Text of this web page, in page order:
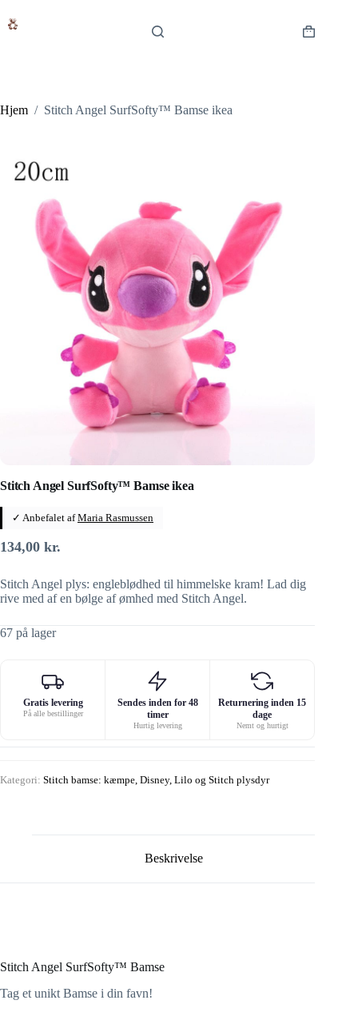
Hjem / Stitch Angel SurfSofty™ Bamse ikea
Stitch Angel SurfSofty™ Bamse ikea
✓ Anbefalet afMaria Rasmussen
134,00 kr.
Stitch Angel plys: engleblødhed til himmelske kram! Lad dig
rive med af en bølge af ømhed med Stitch Angel.
67 på lager
Gratis levering
På alle bestillinger
Sendes inden for 48
timer
Hurtig levering
Returnering inden 15
dage
Nemt og hurtigt
Kategori: Stitch bamse: kæmpe, Disney, Lilo og Stitch plysdyr
Beskrivelse
Stitch Angel SurfSofty™ Bamse
Tag et unikt Bamse i din favn!